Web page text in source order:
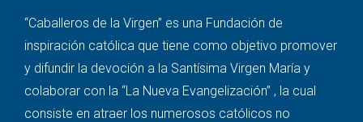
“Caballeros de la Virgen” es una Fundación de
inspiración católica que tiene como objetivo promover
y difundir la devoción a la Santísima Virgen María y
colaborar con la “La Nueva Evangelización” , la cual
consiste en atraer los numerosos católicos no